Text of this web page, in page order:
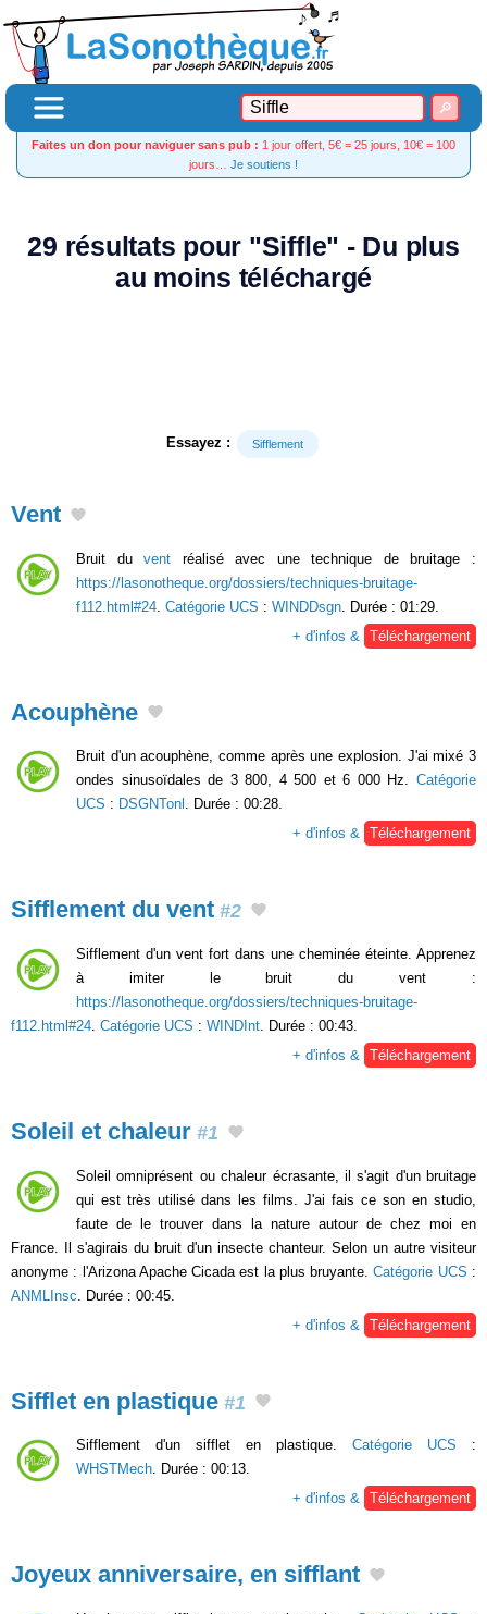
Faites un don pour naviguer sans pub : 1 jour offert, 5€ = 25 jours, 10€ = 100
jours… Je soutiens !
29 résultats pour "Siffle" - Du plus
au moins téléchargé
Essayez : Sifflement
Vent
Bruit duvent réalisé avec une technique de bruitage :
https://lasonotheque.org/dossiers/techniques-bruitage-
f112.html#24 Catégorie UCS : WINDDsgn . Durée : 01:29.
+ d'infos &
Téléchargement
Acouphène
Bruit d'un acouphène, comme après une explosion. J'ai mixé 3
ondes sinusoïdales de 3 800, 4 500 et 6 000 Hz. Catégorie
UCS : DSGNTonl . Durée : 00:28.
+ d'infos & Téléchargement
Sifflement du vent #2
Sifflement d'un vent fort dans une cheminée éteinte. Apprenez
à imiter le bruit du vent :
https://lasonotheque.org/dossiers/techniques-bruitage-
f112.html#24 Catégorie UCS : WINDInt . Durée : 00:43.
+ d'infos &
Téléchargement
Soleil et chaleur #1
Soleil omniprésent ou chaleur écrasante, il s'agit d'un bruitage
qui est très utilisé dans les films. J'ai fais ce son en studio,
faute de le trouver dans la nature autour de chez moi en
France. Il s'agirais du bruit d'un insecte chanteur. Selon un autre visiteur
anonyme : l'Arizona Apache Cicada est la plus bruyante.Catégorie UCS :
ANMLInsc . Durée : 00:45.
+ d'infos &
Téléchargement
Sifflet en plastique #1
Sifflement d'un sifflet en plastique. Catégorie UCS :
WHSTMech. Durée : 00:13.
+ d'infos & Téléchargement
Joyeux anniversaire, en sifflant